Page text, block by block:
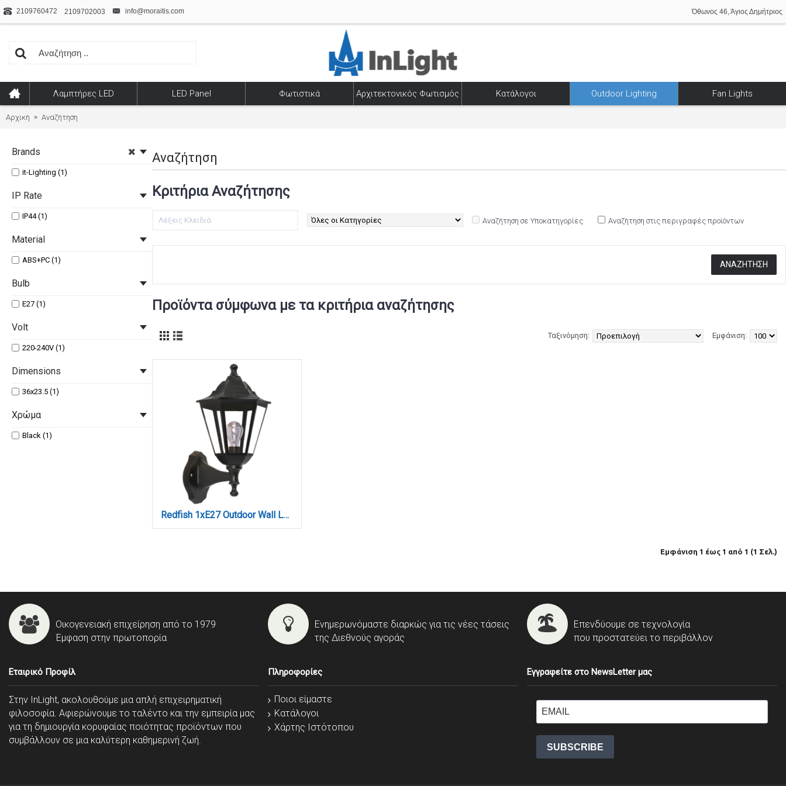
2109760472 2109702003 info@moraitis.com Όθωνος 46, Άγιος Δημήτριος
Λαμπτήρες LED LED Panel Φωτιστικά Αρχιτεκτονικός Φωτισμός Κατάλογοι Outdoor Lighting Fan Lights
Αρχική Αναζήτηση
Brands
it-Lighting (1)
IP Rate
IP44 (1)
Material
ABS+PC (1)
Bulb
E27 (1)
Volt
220-240V (1)
Dimensions
36x23.5 (1)
Χρώμα
Black (1)
Αναζήτηση
Κριτήρια Αναζήτησης
Αναζήτηση σε Υποκατηγορίες Αναζήτηση στις περιγραφές προϊόντων
Προϊόντα σύμφωνα με τα κριτήρια αναζήτησης
Εμφάνιση:
Ταξινόμηση:
Redfish 1xE27 Outdoor Wall Lamp Black D:36cmx23.5cm (80202614)
Εμφάνιση 1 έως 1 από 1 (1 Σελ.)
Οικογενειακή επιχείρηση από το 1979
Έμφαση στην πρωτοπορία
Ενημερωνόμαστε διαρκώς για τις νέες τάσεις
της Διεθνούς αγοράς
Επενδύουμε σε τεχνολογία
που προστατεύει το περιβάλλον
Εταιρικό Προφίλ
Στην InLight, ακολουθούμε μια απλή επιχειρηματική
φιλοσοφία. Αφιερώνουμε το ταλέντο και την εμπειρία μας
για τη δημιουργία κορυφαίας ποιότητας προϊόντων που
συμβάλλουν σε μια καλύτερη καθημερινή ζωή.
Πληροφορίες
Ποιοι είμαστε
Κατάλογοι
Χάρτης Ιστότοπου
Εγγραφείτε στο NewsLetter μας
SUBSCRIBE